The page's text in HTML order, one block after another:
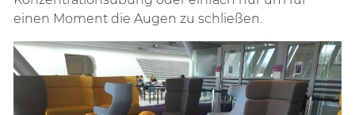
einen Moment die Augen zu schließen.